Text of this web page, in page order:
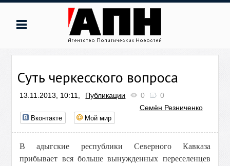
Суть черкесского вопроса
13.11.2013, 10:11, Публикации 0
0
Семён Резниченко
Вконтакте Мой мир
В адыгские республики Северного Кавказа
прибывает вся больше вынужденных переселенцев